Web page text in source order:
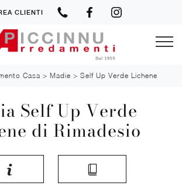
CLIENTI
Casa > Madie > Self Up Verde Lichene
Self Up Verde
di Rimadesio